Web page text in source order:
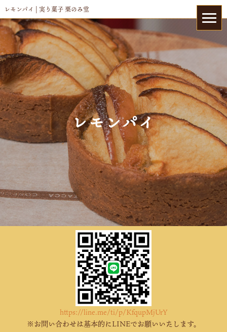
レモンパイ | 実り菓子 栗のみ堂
レモンパイ
https://line.me/ti/p/KfqupMjUrY
※お問い合わせは基本的にLINEでお願いいたします。